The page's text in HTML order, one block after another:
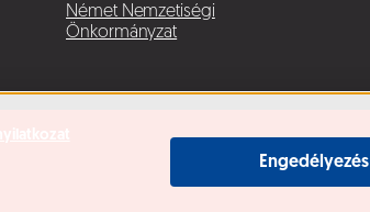
Engedélyezés
Német Nemzetiségi
Önkormányzat